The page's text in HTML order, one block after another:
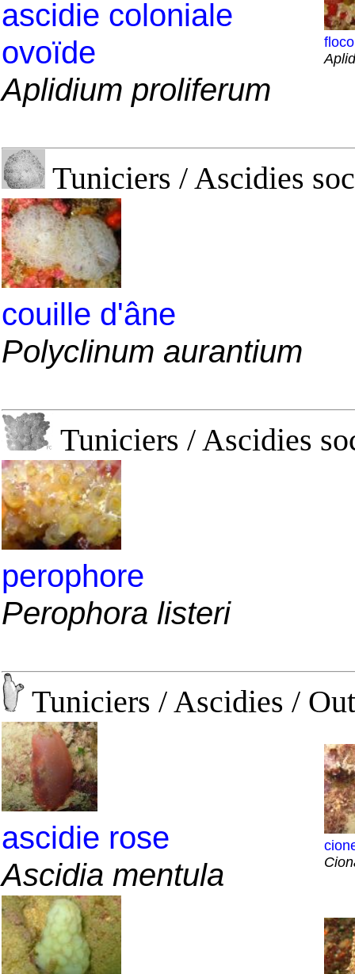
ascidie coloniale
ovoïde
Aplidium proliferum
Tuniciers / Ascidies
couille d'âne
Polyclinum aurantium
Tuniciers / Ascidies
perophore
Perophora listeri
Tuniciers / Ascidies /
ascidie rose
Ascidia mentula